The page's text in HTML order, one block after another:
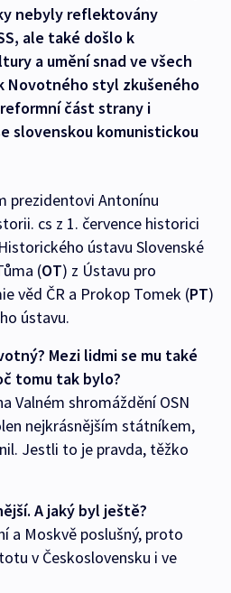
nebyly reflektovány
ale také došlo k
a umění snad ve všech
Novotného styl zkušeného
část strany i
slovenskou komunistickou
prezidentovi Antonínu
cs z 1. července historici
ústavu Slovenské
(OT) z Ústavu pro
věd ČR a Prokop Tomek (PT)
ústavu.
Mezi lidmi se mu také
tomu tak bylo?
Valném shromáždění OSN
nejkrásnějším státníkem,
Jestli to je pravda, těžko
A jaký byl ještě?
a Moskvě poslušný, proto
v Československu i ve